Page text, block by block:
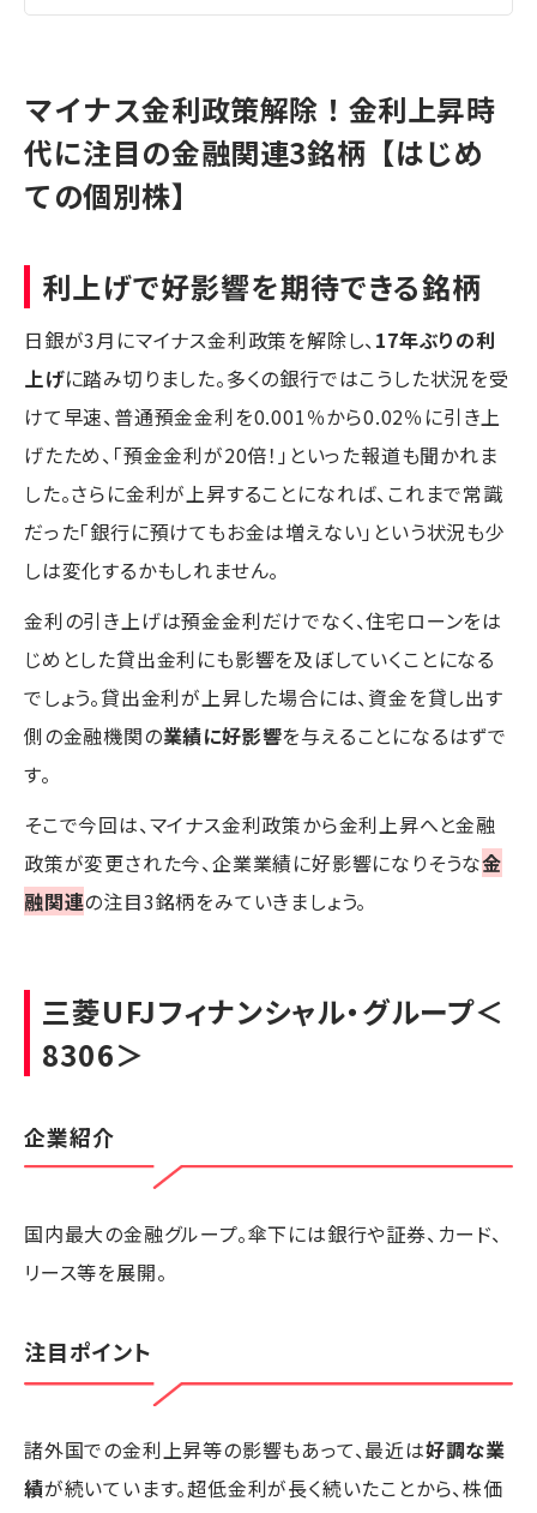
マイナス金利政策解除！金利上昇時
代に注目の金融関連3銘柄【はじめ
ての個別株】
利上げで好影響を期待できる銘柄
日銀が3月にマイナス金利政策を解除し、 17年ぶりの利
上げに踏み切りました。多くの銀行ではこうした状況を受
けて早速、普通預金金利を0.001％から0.02％に引き上
げたため、「預金金利が20倍！」といった報道も聞かれま
した。さらに金利が上昇することになれば、これまで常識
だった「銀行に預けてもお金は増えない」という状況も少
しは変化するかもしれません。
金利の引き上げは預金金利だけでなく、住宅ローンをは
じめとした貸出金利にも影響を及ぼしていくことになる
でしょう。貸出金利が上昇した場合には、資金を貸し出す
側の金融機関の業績に好影響を与えることになるはずで
す。
そこで今回は、マイナス金利政策から金利上昇へと金融
政策が変更された今、企業業績に好影響になりそうな金
融関連の注目3銘柄をみていきましょう。
三菱UFJフィナンシャル・グループ＜
8306＞
企業紹介
国内最大の金融グループ。傘下には銀行や証券、カード、
リース等を展開。
注目ポイント
諸外国での金利上昇等の影響もあって、最近は好調な業
績が続いています。超低金利が長く続いたことから、株価